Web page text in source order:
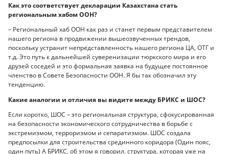
Как это соответствует декларации Казахстана стать
региональным хабом ООН?
– Региональный хаб ООН как раз и станет первым представителем
нашего региона в продвижении вышеозвученных трендов,
поскольку устранит непредставленность нашего региона ЦА, ОТГ и
т.д. Это путь к дальнейшей суверенизации тюркского мира и его
друзей соседей и это формальная заявка на будущее постоянное
членство в Совете Безопасности ООН. Я бы так обозначил эту
тенденцию.
Какие аналогии и отличия вы видите между БРИКС и ШОС?
Если коротко, ШОС – это региональная структура, сфокусированная
на безопасности экономического сотрудничества в борьбе с
экстремизмом, терроризмом и сепаратизмом. ШОС создала
предпосылки для строительства срединного коридора (Один пояс,
один путь) А БРИКС, об этом я говорил, структура, которая уже на